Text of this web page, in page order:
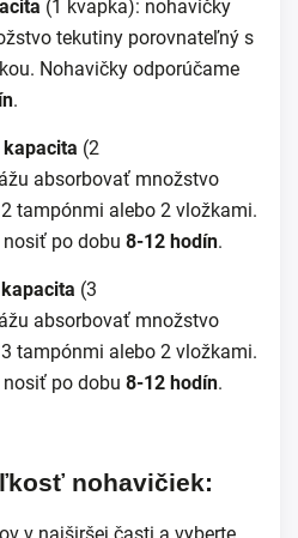
(1 kvapka): nohavičky
tekutiny porovnateľný s
Nohavičky odporúčame
.
(2
absorbovať množstvo
tampónmi alebo 2 vložkami.
po dobu 8-12 hodín.
(3
absorbovať množstvo
tampónmi alebo 2 vložkami.
po dobu 8-12 hodín.
nohavičiek: